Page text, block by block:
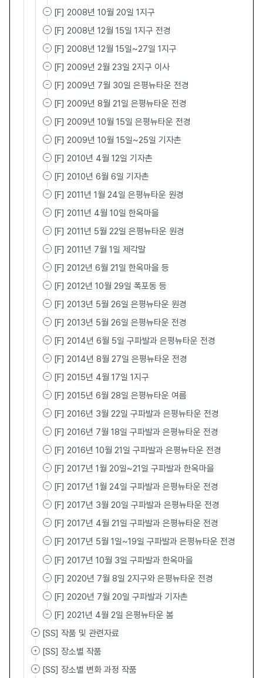
[F] 2008년 10월 20일 1지구
[F] 2008년 12월 15일 1지구 전경
[F] 2008년 12월 15일~27일 1지구
[F] 2009년 2월 23일 2지구 이사
[F] 2009년 7월 30일 은평뉴타운 전경
[F] 2009년 8월 21일 은평뉴타운 전경
[F] 2009년 10월 15일 은평뉴타운 전경
[F] 2009년 10월 15일~25일 기자촌
[F] 2010년 4월 12일 기자촌
[F] 2010년 6월 6일 기자촌
[F] 2011년 1월 24일 은평뉴타운 원경
[F] 2011년 4월 10일 한옥마을
[F] 2011년 5월 22일 은평뉴타운 원경
[F] 2011년 7월 1일 제각말
[F] 2012년 6월 21일 한옥마을 등
[F] 2012년 10월 29일 폭포동 등
[F] 2013년 5월 26일 은평뉴타운 원경
[F] 2013년 5월 26일 은평뉴타운 전경
[F] 2014년 6월 5일 구파발과 은평뉴타운 전경
[F] 2014년 8월 27일 은평뉴타운 전경
[F] 2015년 4월 17일 1지구
[F] 2015년 6월 28일 은평뉴타운 여름
[F] 2016년 3월 22일 구파발과 은평뉴타운 전경
[F] 2016년 7월 18일 구파발과 은평뉴타운 전경
[F] 2016년 10월 21일 구파발과 은평뉴타운 전경
[F] 2017년 1월 20일~21일 구파발과 한옥마을
[F] 2017년 1월 24일 구파발과 은평뉴타운 전경
[F] 2017년 3월 20일 구파발과 은평뉴타운 전경
[F] 2017년 4월 21일 구파발과 은평뉴타운 전경
[F] 2017년 5월 1일~19일 구파발과 은평뉴타운 전경
[F] 2017년 10월 3일 구파발과 한옥마을
[F] 2020년 7월 8일 2지구와 은평뉴타운 전경
[F] 2020년 7월 20일 구파발과 기자촌
[F] 2021년 4월 2일 은평뉴타운 봄
[SS] 작품 및 관련자료
[SS] 장소별 작품
[SS] 장소별 변화 과정 작품